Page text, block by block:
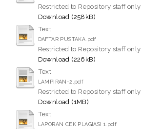
Restricted to Repository staff only
Download (258kB)
Text
DAFTAR PUSTAKA.pdf
Restricted to Repository staff only
Download (226kB)
Text
LAMPIRAN-2.pdf
Restricted to Repository staff only
Download (1MB)
Text
LAPORAN CEK PLAGIASI 1.pdf